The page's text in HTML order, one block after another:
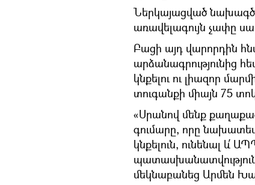
Ներկայացված
առավելագույն չափը
Բացի այդ վարորդին
արձանագրությունից
կնքելու ու լիազոր
տուգանքի միայն 75
«Սրանով մենք
գումարը, որը
կնքելուն, ունենալ և՛
մեկնաբանեց Արմեն